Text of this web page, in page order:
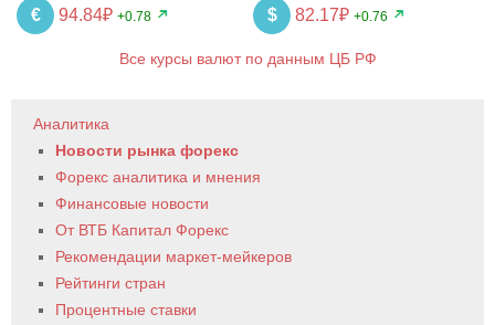
€ 94.84₽ +0.78 $ 82.17₽ +0.76
Все курсы валют по данным ЦБ РФ
Аналитика
Новости рынка форекс
Форекс аналитика и мнения
Финансовые новости
От ВТБ Капитал Форекс
Рекомендации маркет-мейкеров
Рейтинги стран
Процентные ставки